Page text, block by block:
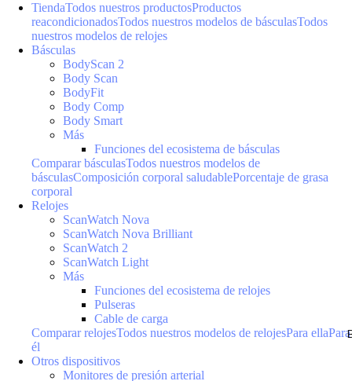
TiendaTodos nuestros productosProductos
reacondicionadosTodos nuestros modelos de básculasTodos
nuestros modelos de relojes
Básculas
BodyScan 2
Body Scan
BodyFit
Body Comp
Body Smart
Más
Funciones del ecosistema de básculas
Comparar básculasTodos nuestros modelos de
básculasComposición corporal saludablePorcentaje de grasa
corporal
Relojes
ScanWatch Nova
ScanWatch Nova Brilliant
ScanWatch 2
ScanWatch Light
Más
Funciones del ecosistema de relojes
Pulseras
Cable de carga
Comparar relojesTodos nuestros modelos de relojesPara ellaPara
él
Otros dispositivos
Monitores de presión arterial